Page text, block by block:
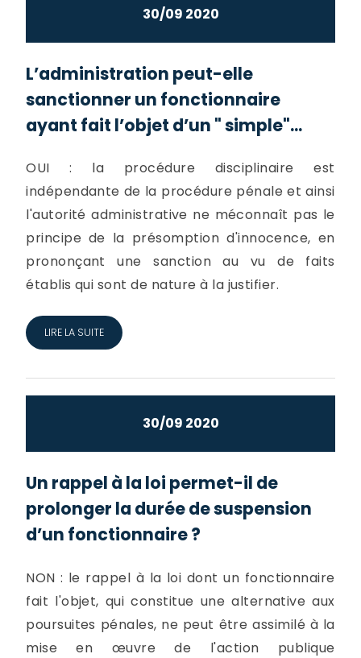
30/09 2020
L’administration peut-elle
sanctionner un fonctionnaire
ayant fait l’objet d’un " simple"...
OUI : la procédure disciplinaire est
indépendante de la procédure pénale et ainsi
l'autorité administrative ne méconnaît pas le
principe de la présomption d'innocence, en
prononçant une sanction au vu de faits
établis qui sont de nature à la justifier.
LIRE LA SUITE
30/09 2020
Un rappel à la loi permet-il de
prolonger la durée de suspension
d’un fonctionnaire ?
NON : le rappel à la loi dont un fonctionnaire
fait l'objet, qui constitue une alternative aux
poursuites pénales, ne peut être assimilé à la
mise en œuvre de l'action publique